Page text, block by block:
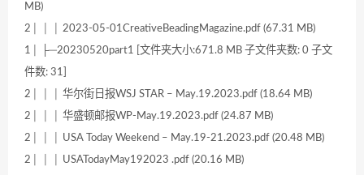
MB)
2│ │ │ 2023-05-01CreativeBeadingMagazine.pdf (67.31 MB)
1│ ├─20230520part1 [文件夹大小:671.8 MB 子文件夹数: 0 子文
件数: 31]
2│ │ │ 华尔街日报WSJ STAR – May.19.2023.pdf (18.64 MB)
2│ │ │ 华盛顿邮报WP-May.19.2023.pdf (24.87 MB)
2│ │ │ USA Today Weekend – May.19-21.2023.pdf (20.48 MB)
2│ │ │ USATodayMay192023 .pdf (20.16 MB)